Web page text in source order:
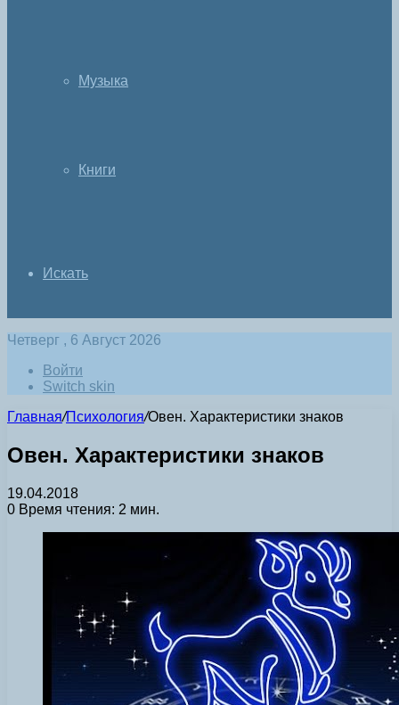
Музыка
Книги
Искать
Четверг , 6 Август 2026
Войти
Switch skin
Главная/Психология/Овен. Характеристики знаков
Овен. Характеристики знаков
19.04.2018
0 Время чтения: 2 мин.